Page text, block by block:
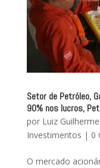
Setor de Petróleo,
90% nos lucros,
por Luiz
Investimentos | 0
O mercado